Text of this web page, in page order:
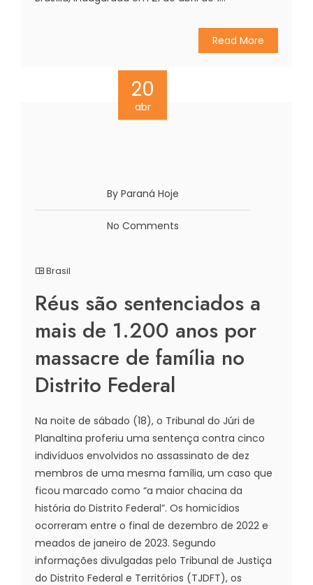
Read More
20
abr
By Paraná Hoje
No Comments
Brasil
Réus são sentenciados a
mais de 1.200 anos por
massacre de família no
Distrito Federal
Na noite de sábado (18), o Tribunal do Júri de
Planaltina proferiu uma sentença contra cinco
indivíduos envolvidos no assassinato de dez
membros de uma mesma família, um caso que
ficou marcado como “a maior chacina da
história do Distrito Federal”. Os homicídios
ocorreram entre o final de dezembro de 2022 e
meados de janeiro de 2023. Segundo
informações divulgadas pelo Tribunal de Justiça
do Distrito Federal e Territórios (TJDFT), os